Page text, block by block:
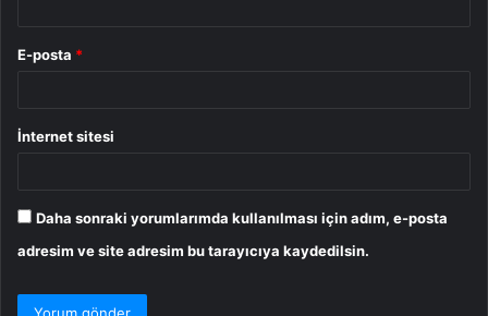
E-posta *
İnternet sitesi
Daha sonraki yorumlarımda kullanılması için adım, e-posta
adresim ve site adresim bu tarayıcıya kaydedilsin.